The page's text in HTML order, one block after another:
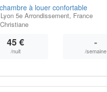
à louer confortable
5e Arrondissement, France
45 €
/nuit
-
/semaine